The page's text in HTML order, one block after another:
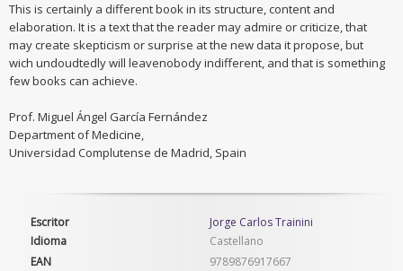
This is certainly a different book in its structure, content and
elaboration. It is a text that the reader may admire or criticize, that
may create skepticism or surprise at the new data it propose, but
wich undoudtedly will leavenobody indifferent, and that is something
few books can achieve.
Prof. Miguel Ángel García Fernández
Department of Medicine,
Universidad Complutense de Madrid, Spain
Escritor
Jorge Carlos Trainini
Idioma
Castellano
EAN
9789876917667